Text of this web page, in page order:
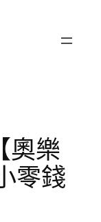
奧樂
零錢